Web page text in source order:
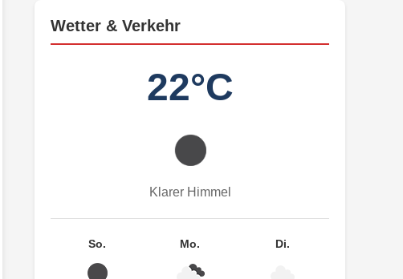
Wetter & Verkehr
22°C
Klarer Himmel
So. Mo. Di.